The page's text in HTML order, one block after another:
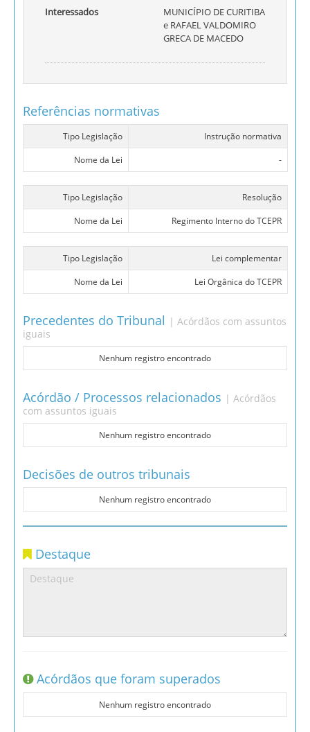
Interessados
MUNICÍPIO DE CURITIBA
e RAFAEL VALDOMIRO
GRECA DE MACEDO
Referências normativas
Tipo Legislação
Instrução normativa
Nome da Lei
-
Tipo Legislação
Resolução
Nome da Lei
Regimento Interno do TCEPR
Tipo Legislação
Lei complementar
Nome da Lei
Lei Orgânica do TCEPR
Precedentes do Tribunal | Acórdãos com assuntos
iguais
Nenhum registro encontrado
Acórdão / Processos relacionados | Acórdãos
com assuntos iguais
Nenhum registro encontrado
Decisões de outros tribunais
Nenhum registro encontrado
Destaque
Acórdãos que foram superados
Nenhum registro encontrado